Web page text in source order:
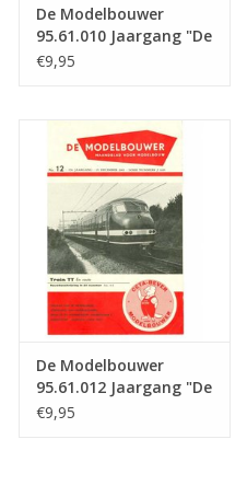
De Modelbouwer
95.61.010 Jaargang "De
Modelbouwer" Editie :
€9,95
De Modelbouwer
95.61.012 Jaargang "De
Modelbouwer" Editie :
€9,95